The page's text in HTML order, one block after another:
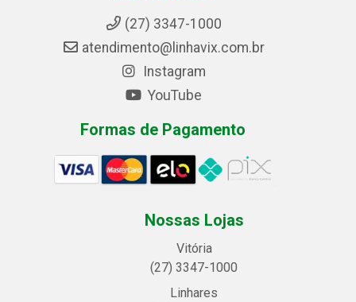
(27) 3347-1000
atendimento@linhavix.com.br
Instagram
YouTube
Formas de Pagamento
Nossas Lojas
Vitória
(27) 3347-1000
Linhares